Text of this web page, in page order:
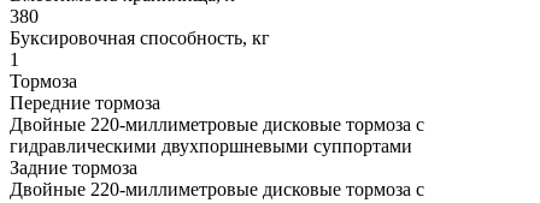
380
Буксировочная способность, кг
1
Тормоза
Передние тормоза
Двойные 220-миллиметровые дисковые тормоза с
гидравлическими двухпоршневыми суппортами
Задние тормоза
Двойные 220-миллиметровые дисковые тормоза с